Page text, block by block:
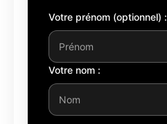
Votre prénom (optionnel) :
Votre nom :